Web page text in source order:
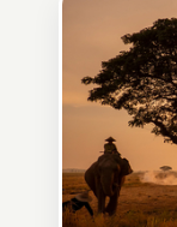
qué ser
cálido y